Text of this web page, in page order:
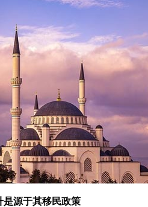
是源于其移民政策